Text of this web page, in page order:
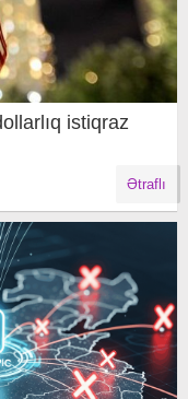
istiqraz
Ətraflı